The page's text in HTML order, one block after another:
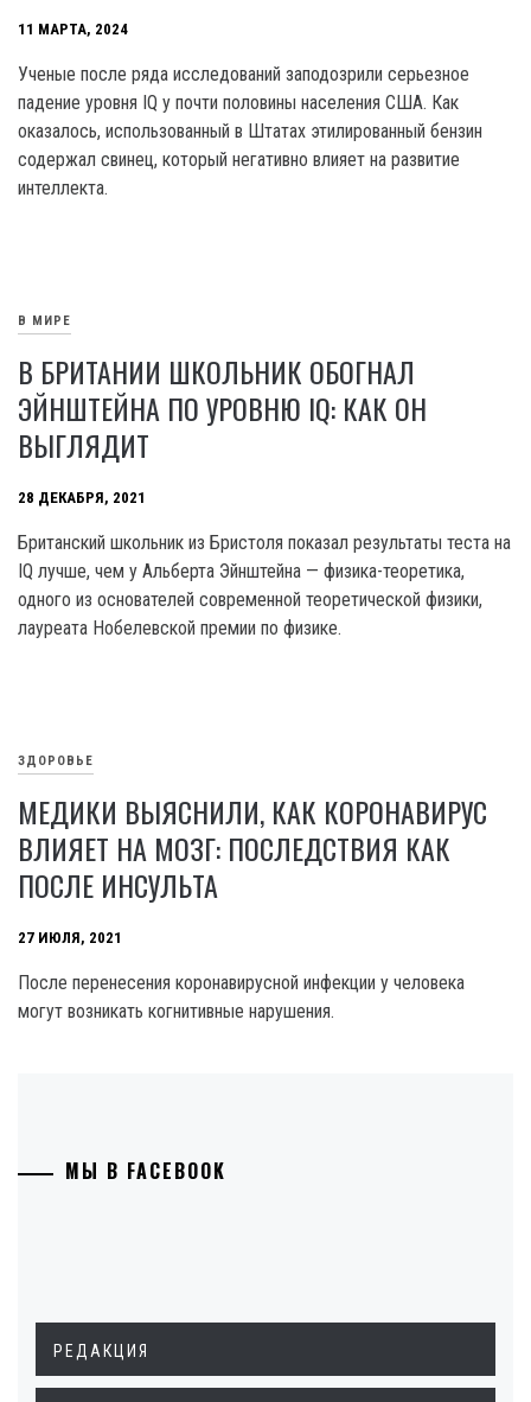
11 МАРТА, 2024
Ученые после ряда исследований заподозрили серьезное
падение уровня IQ у почти половины населения США. Как
оказалось, использованный в Штатах этилированный бензин
содержал свинец, который негативно влияет на развитие
интеллекта.
В МИРЕ
В БРИТАНИИ ШКОЛЬНИК ОБОГНАЛ
ЭЙНШТЕЙНА ПО УРОВНЮ IQ: КАК ОН
ВЫГЛЯДИТ
28 ДЕКАБРЯ, 2021
Британский школьник из Бристоля показал результаты теста на
IQ лучше, чем у Альберта Эйнштейна — физика-теоретика,
одного из основателей современной теоретической физики,
лауреата Нобелевской премии по физике.
ЗДОРОВЬЕ
МЕДИКИ ВЫЯСНИЛИ, КАК КОРОНАВИРУС
ВЛИЯЕТ НА МОЗГ: ПОСЛЕДСТВИЯ КАК
ПОСЛЕ ИНСУЛЬТА
27 ИЮЛЯ, 2021
После перенесения коронавирусной инфекции у человека
могут возникать когнитивные нарушения.
МЫ В FACEBOOK
РЕДАКЦИЯ